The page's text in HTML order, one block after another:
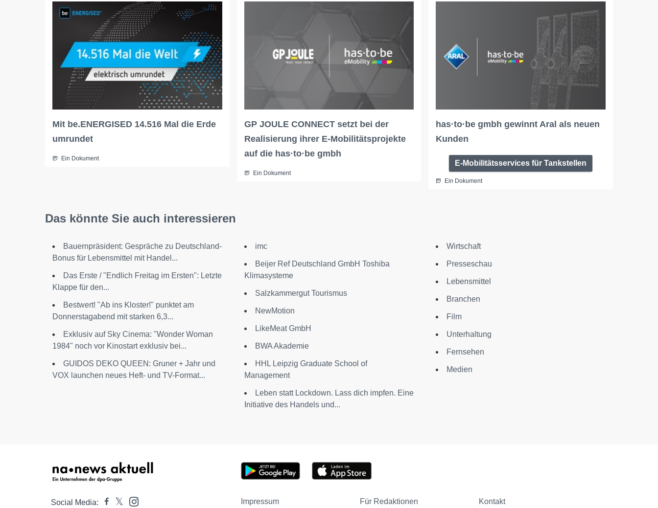
Mit be.ENERGISED 14.516 Mal die Erde
umrundet
Ein Dokument
GP JOULE CONNECT setzt bei der
Realisierung ihrer E-Mobilitätsprojekte
auf die has·to·be gmbh
Ein Dokument
has·to·be gmbh gewinnt Aral als neuen
Kunden
E-Mobilitätsservices für Tankstellen
Ein Dokument
Das könnte Sie auch interessieren
Bauernpräsident: Gespräche zu Deutschland-
Bonus für Lebensmittel mit Handel...
Das Erste / "Endlich Freitag im Ersten": Letzte
Klappe für den...
Bestwert! "Ab ins Kloster!" punktet am
Donnerstagabend mit starken 6,3...
Exklusiv auf Sky Cinema: "Wonder Woman
1984" noch vor Kinostart exklusiv bei...
GUIDOS DEKO QUEEN: Gruner + Jahr und
VOX launchen neues Heft- und TV-Format...
imc
Beijer Ref Deutschland GmbH Toshiba
Klimasysteme
Salzkammergut Tourismus
NewMotion
LikeMeat GmbH
BWA Akademie
HHL Leipzig Graduate School of
Management
Leben statt Lockdown. Lass dich impfen. Eine
Initiative des Handels und...
Wirtschaft
Presseschau
Lebensmittel
Branchen
Film
Unterhaltung
Fernsehen
Medien
Social Media: Impressum Für Redaktionen Kontakt